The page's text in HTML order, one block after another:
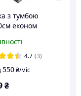
з тумбою
економ
4.7 (3)
550 ₴/міс
₴